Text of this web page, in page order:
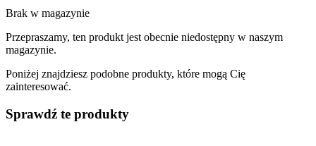
Brak w magazynie
Przepraszamy, ten produkt jest obecnie niedostępny w naszym
magazynie.
Poniżej znajdziesz podobne produkty, które mogą Cię
zainteresować.
Sprawdź te produkty